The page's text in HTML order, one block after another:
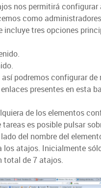
nos permitirá configurar
como
incluye tres opciones
podremos configurar de
presentes en esta
de los elementos
tareas es posible pulsar
del nombre del
los atajos. Inicialmente
total de 7 atajos.